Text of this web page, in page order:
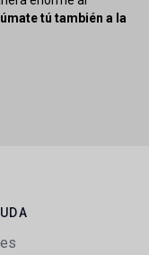
tú también a la